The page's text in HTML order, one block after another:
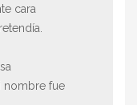
cara
nombre fue